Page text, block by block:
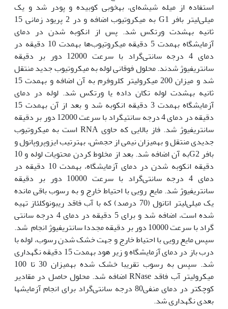
استفاده از میله شیشه‌ای، به‏خوبی کوبیده و پودر شد و یک
میلى‌لیتر بافر G1 به میکروتیوب اضافه و در 2 پریود زمانى 15
ثانیه به‏شدت ورتکس شد. پس از انکوبه شدن در دماى
آزمایشگاه به‏مدت 5 دقیقه میکروتیوب‌ها به‏مدت 10 دقیقه در
دماى 4 درجه سانتى‌گراد با سرعت 12000 دور بر دقیقه
سانتریفیوژ شدند. محلول فوقانى لوله به میکروتیوب جدید منتقل
شد و میزان 200 میکرولیتر کلروفرم به آن اضافه و به‏مدت 15
ثانیه به‏شدت لوله تکان داده یا ورتکس شد. لوله در دماى
آزمایشگاه به‏مدت 3 دقیقه انکوبه شد و بعد از آن به‏مدت 15
دقیقه در دماى 4 درجه سانتى‏گراد با سرعت 12000 دور بر دقیقه
سانتریفیوژ شد. فاز بالایى که حاوى RNA است به میکروتیوب
جدیدى منتقل و به‏میزان نیمى از حجمش، به‏ترتیب ایزوپروپانول و
بافر G2به آن اضافه شد. بعد از مخلوط کردن محتویات لوله و 10
دقیقه انکوبه شدن در دماى آزمایشگاه، به‏مدت 10 دقیقه در
دماى 4 درجه سانتى‌گراد با سرعت 10000 دور بر دقیقه
سانتریفیوژ شد. مایع رویى با احتیاط خارج و به رسوب باقى مانده
یک میلى‌لیتر اتانول (70 درصد) که با آب فاقد ریبونوکلئاز تهیه
شده است، اضافه شد و برای 5 دقیقه در دماى 4 درجه سانتى
گراد با سرعت 10000 دور بر دقیقه مجددا سانتریفیوژ انجام شد.
سپس مایع رویى با احتیاط خارج و جهت خشک شدن رسوب، لوله با
درب باز در دماى آزمایشگاه و زیر هود به‏مدت 15 دقیقه نگه‏داری
شد. سپس به رسوب تقریبا خشک شده به‏میزان 30 تا 100
میکرولیتر آب فاقد RNase اضافه شد. محلول حاصل در مقادیر
کوچکتر در دماى منفى80 درجه سانتى‌گراد براى انجام آزمایش‏ها
بعدى نگه‏دارى شد.